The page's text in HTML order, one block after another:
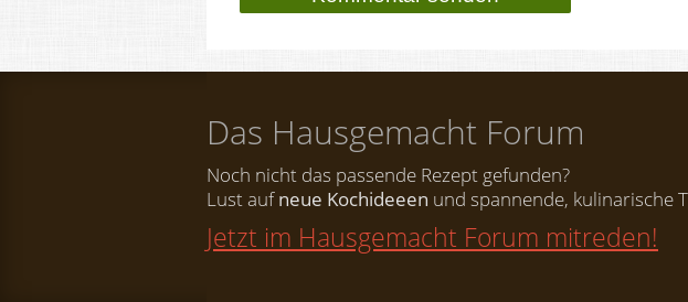
Das Hausgemacht Forum
Noch nicht das passende Rezept gefunden?
Lust aufneue Kochideeen und spannende, kulinarische
Jetzt im Hausgemacht Forum mitreden!